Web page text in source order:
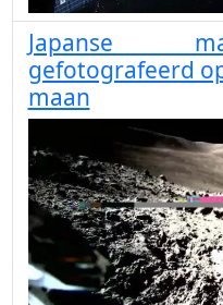
Japanse
gefotografeerd
maan